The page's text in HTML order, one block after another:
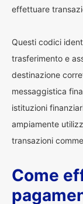
effettuare
Questi codici
trasferimento e
destinazione
messaggistica
istituzioni
ampiamente
transazioni
Come